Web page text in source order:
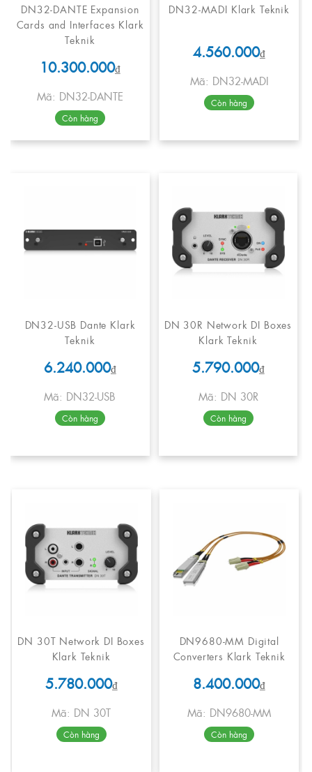
DN32-DANTE Expansion
Cards and Interfaces Klark
Teknik
10.300.000₫
Mã: DN32-DANTE
Còn hàng
DN32-MADI Klark Teknik
4.560.000₫
Mã: DN32-MADI
Còn hàng
DN32-USB Dante Klark
Teknik
6.240.000₫
Mã: DN32-USB
Còn hàng
DN 30R Network DI Boxes
Klark Teknik
5.790.000₫
Mã: DN 30R
Còn hàng
DN 30T Network DI Boxes
Klark Teknik
5.780.000₫
Mã: DN 30T
Còn hàng
DN9680-MM Digital
Converters Klark Teknik
8.400.000₫
Mã: DN9680-MM
Còn hàng